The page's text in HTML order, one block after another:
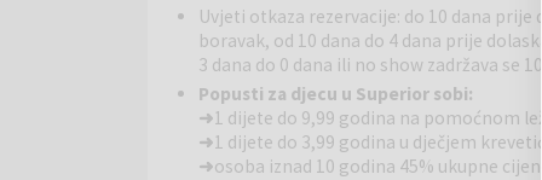
Plaža: šljunčana, pješčana i plaža s betonskim
Padre Fjaka), iznajmljivanje ležaljki i baldahina-
stolni tenis- terasa s glazbom uživo (lipanj –
fire show, gong terapija,…)- animacija za djecu:
godina
Multimedia room: - dječje igralište i pješčanik za
Uvjeti otkaza rezervacije: do 10 dana
boravak, od 10 dana do 4 dana prije
3 dana do 0 dana ili no show zadržava se
Popusti za djecu u Superior sobi:
➜1 dijete do 9,99 godina na pomoćnom
➜1 dijete do 3,99 godina u dječjem
➜osoba iznad 10 godina 45% ukupne cijene